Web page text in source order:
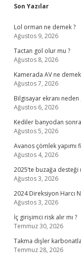
Sidebar
Son Yazılar
Lol orman ne demek ?
Ağustos 9, 2026
Tactan gol olur mu ?
Ağustos 8, 2026
Kamerada AV ne
Ağustos 7, 2026
Bilgisayar ekranı
Ağustos 6, 2026
Kediler banyodan
Ağustos 5, 2026
Avanos çömlek yapımı
Ağustos 4, 2026
2025’te buzağa
Ağustos 3, 2026
2024 Direksiyon Harcı
Ağustos 3, 2026
İç girişimci risk alır mı ?
Temmuz 30, 2026
Takma dişler
Temmuz 28, 2026